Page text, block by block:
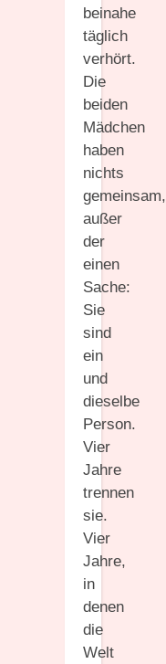
beinahe
täglich
verhört.
Die
beiden
Mädchen
haben
nichts
gemeinsam,
außer
der
einen
Sache:
Sie
sind
ein
und
dieselbe
Person.
Vier
Jahre
trennen
sie.
Vier
Jahre,
in
denen
die
Welt